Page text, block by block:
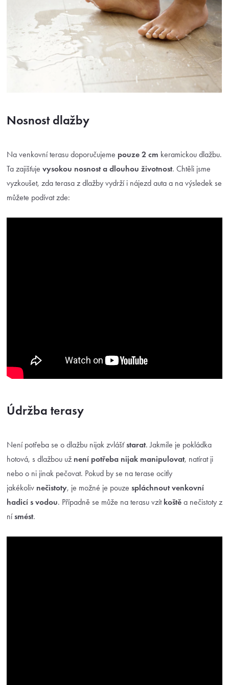
Nosnost dlažby
Na venkovní terasu doporučujeme pouze 2 cm keramickou dlažbu.
Ta zajišťuje vysokou nosnost a dlouhou životnost. Chtěli jsme
vyzkoušet, zda terasa z dlažby vydrží i nájezd auta a na výsledek se
můžete podívat zde:
Údržba terasy
Není potřeba se o dlažbu nijak zvlášťstarat. Jakmile je pokládka
hotová, s dlažbou už není potřeba nijak manipulovat, natírat ji
nebo o ni jinak pečovat. Pokud by se na terase ocitly
jakékoliv nečistoty, je možné je pouze spláchnout venkovní
hadicí s vodou. Případně se může na terasu vzít koště a nečistoty z
nísmést.